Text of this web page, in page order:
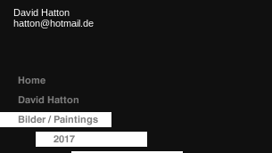
David Hatton
hatton@hotmail.de